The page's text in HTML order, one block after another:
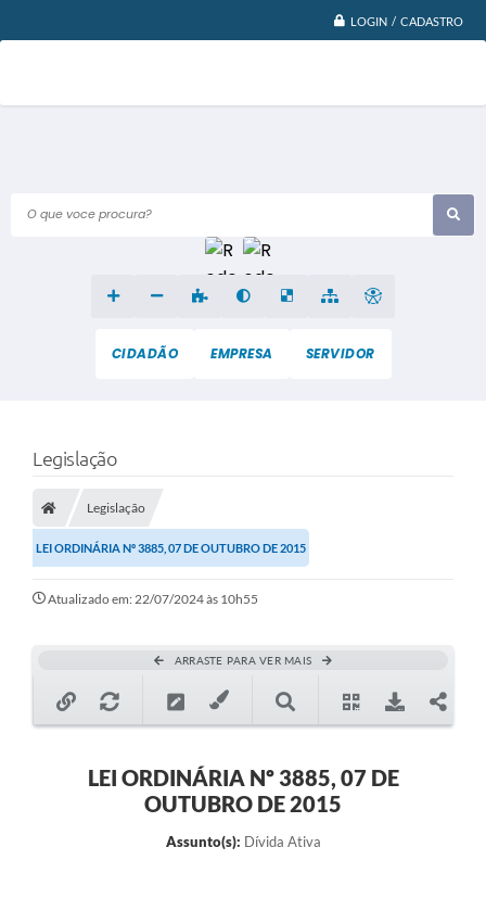
LOGIN / CADASTRO
O que voce procura?
CIDADÃO EMPRESA SERVIDOR
Legislação
Legislação
LEI ORDINÁRIA Nº 3885, 07 DE OUTUBRO DE 2015
Atualizado em: 22/07/2024 às 10h55
ARRASTE PARA VER MAIS
LEI ORDINÁRIA Nº 3885, 07 DE
OUTUBRO DE 2015
Assunto(s): Dívida Ativa